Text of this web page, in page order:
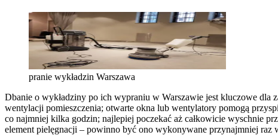
pranie wykładzin Warszawa
Dbanie o wykładziny po ich wypraniu w Warszawie jest kluczowe dla
wentylacji pomieszczenia; otwarte okna lub wentylatory pomogą
co najmniej kilka godzin; najlepiej poczekać aż całkowicie wyschnie
element pielęgnacji – powinno być ono wykonywane przynajmniej raz